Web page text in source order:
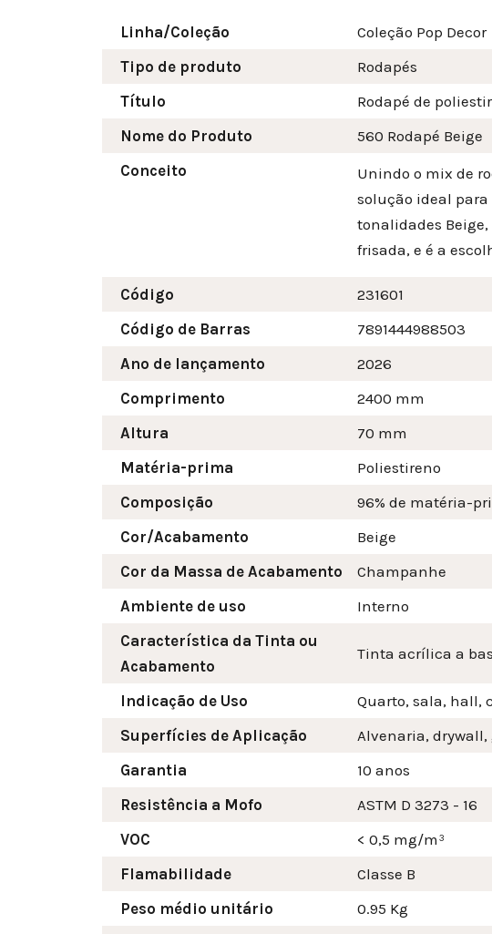
Linha/Coleção
Coleção Pop Decor
Tipo de produto
Rodapés
Título
Rodapé de
Nome do Produto
560 Rodapé Beige
Conceito
Unindo o mix de
solução ideal
tonalidades
frisada, e é a
Código
231601
Código de Barras
7891444988503
Ano de lançamento
2026
Comprimento
2400 mm
Altura
70 mm
Matéria-prima
Poliestireno
Composição
96% de matéria-
Cor/Acabamento
Beige
Cor da Massa de Acabamento
Champanhe
Ambiente de uso
Interno
Característica da Tinta ou
Acabamento
Tinta acrílica a
Indicação de Uso
Quarto, sala, hall,
Superfícies de Aplicação
Alvenaria,
Garantia
10 anos
Resistência a Mofo
ASTM D 3273 - 16
VOC
< 0,5 mg/m³
Flamabilidade
Classe B
Peso médio unitário
0.95 Kg